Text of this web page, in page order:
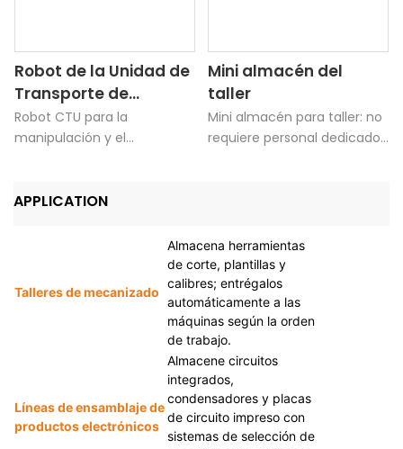
Robot de la Unidad de
Transporte de
Contenedores (CTU)
Robot CTU para la
manipulación y el
le permite desplazarse entre
preparación de pedidos de
forma eficiente, desde la
mercancía hasta el
operario, en contenedores
Mini almacén del
taller
Mini almacén para taller: no
requiere personal dedicado.
control de inventario en
tiempo real. Capacidad de
carga: 20–200 kg. Facilita la
gestión digital e inteligente
de materiales en el taller.
APPLICATION
Talleres de mecanizado
Almacena herramientas
de corte, plantillas y
calibres; entrégalos
automáticamente a las
máquinas según la orden
de trabajo.
Líneas de ensamblaje de
productos electrónicos
Almacene circuitos
integrados,
condensadores y placas
de circuito impreso con
sistemas de selección de